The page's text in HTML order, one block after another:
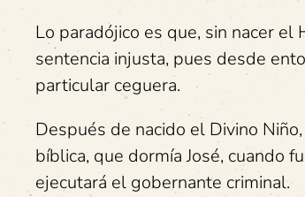
Lo paradójico es que, sin nacer el
sentencia injusta, pues desde
particular ceguera.
Después de nacido el Divino
bíblica, que dormía José, cuando
ejecutará el gobernante criminal.